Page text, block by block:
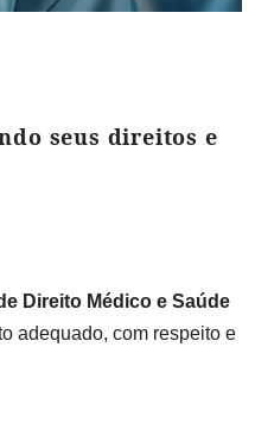
seus direitos e
Direito Médico e Saúde
adequado, com respeito e